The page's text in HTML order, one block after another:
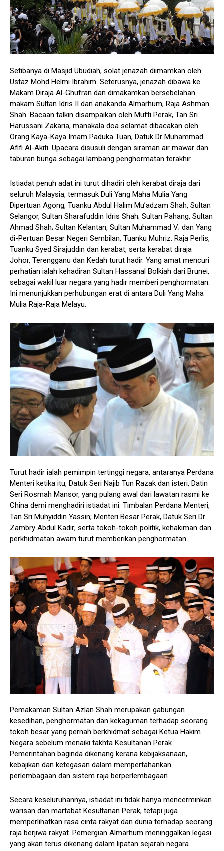
Setibanya di Masjid Ubudiah, solat jenazah diimamkan oleh
Ustaz Mohd Helmi Ibrahim. Seterusnya, jenazah dibawa ke
Makam Diraja Al-Ghufran dan dimakamkan bersebelahan
makam Sultan Idris II dan anakanda Almarhum, Raja Ashman
Shah. Bacaan talkin disampaikan oleh Mufti Perak, Tan Sri
Harussani Zakaria, manakala doa selamat dibacakan oleh
Orang Kaya-Kaya Imam Paduka Tuan, Datuk Dr Muhammad
Afifi Al-Akiti. Upacara disusuli dengan siraman air mawar dan
taburan bunga sebagai lambang penghormatan terakhir.
Istiadat penuh adat ini turut dihadiri oleh kerabat diraja dari
seluruh Malaysia, termasuk Duli Yang Maha Mulia Yang
Dipertuan Agong, Tuanku Abdul Halim Mu’adzam Shah, Sultan
Selangor, Sultan Sharafuddin Idris Shah; Sultan Pahang, Sultan
Ahmad Shah; Sultan Kelantan, Sultan Muhammad V; dan Yang
di-Pertuan Besar Negeri Sembilan, Tuanku Muhriz. Raja Perlis,
Tuanku Syed Sirajuddin dan kerabat, serta kerabat diraja
Johor, Terengganu dan Kedah turut hadir. Yang amat mencuri
perhatian ialah kehadiran Sultan Hassanal Bolkiah dari Brunei,
sebagai wakil luar negara yang hadir memberi penghormatan.
Ini menunjukkan perhubungan erat di antara Duli Yang Maha
Mulia Raja-Raja Melayu.
Turut hadir ialah pemimpin tertinggi negara, antaranya Perdana
Menteri ketika itu, Datuk Seri Najib Tun Razak dan isteri, Datin
Seri Rosmah Mansor, yang pulang awal dari lawatan rasmi ke
China demi menghadiri istiadat ini. Timbalan Perdana Menteri,
Tan Sri Muhyiddin Yassin; Menteri Besar Perak, Datuk Seri Dr
Zambry Abdul Kadir; serta tokoh-tokoh politik, kehakiman dan
perkhidmatan awam turut memberikan penghormatan.
Pemakaman Sultan Azlan Shah merupakan gabungan
kesedihan, penghormatan dan kekaguman terhadap seorang
tokoh besar yang pernah berkhidmat sebagai Ketua Hakim
Negara sebelum menaiki takhta Kesultanan Perak.
Pemerintahan baginda dikenang kerana kebijaksanaan,
kebajikan dan ketegasan dalam mempertahankan
perlembagaan dan sistem raja berperlembagaan.
Secara keseluruhannya, istiadat ini tidak hanya mencerminkan
warisan dan martabat Kesultanan Perak, tetapi juga
memperlihatkan rasa cinta rakyat dan dunia terhadap seorang
raja berjiwa rakyat. Pemergian Almarhum meninggalkan legasi
yang akan terus dikenang dalam lipatan sejarah negara.